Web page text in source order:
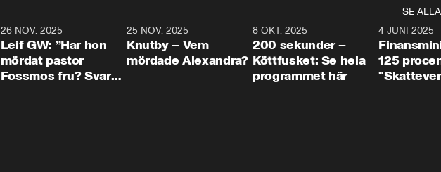
SE ALLA
26 NOV. 2025
Leif GW: ”Har hon
mördat pastor
Fossmos fru? Svar
31:05
25 NOV. 2025
Knutby – Vem
mördade Alexandra?
4:29
8 OKT. 2025
200 sekunder –
Köttfusket: Se hela
programmet här
4 JUNI 2025
125